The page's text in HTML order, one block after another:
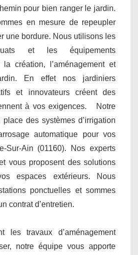
pour bien ranger le jardin.
en mesure de repeupler
une bordure. Nous utilisons les
et les équipements
la création, l’aménagement et
En effet nos jardiniers
et innovateurs créent des
à vos exigences. Notre
des systèmes d’irrigation
automatique pour vos
Sur-Ain (01160). Nos experts
vous proposent des solutions
espaces extérieurs. Nous
ponctuelles et sommes
contrat d’entretien.
les travaux d’aménagement
notre équipe vous apporte